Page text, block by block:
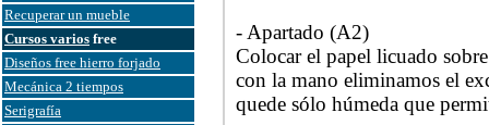
Recuperar un mueble
Cursos varios free
Diseños free hierro forjado
Mecánica 2 tiempos
Serigrafía
- Apartado (A2)
Colocar el papel licuado
con la mano eliminamos el
quede sólo húmeda que